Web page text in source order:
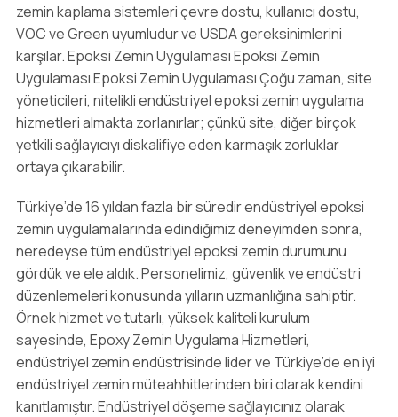
zemin kaplama sistemleri çevre dostu, kullanıcı dostu,
VOC ve Green uyumludur ve USDA gereksinimlerini
karşılar. Epoksi Zemin Uygulaması Epoksi Zemin
Uygulaması Epoksi Zemin Uygulaması Çoğu zaman, site
yöneticileri, nitelikli endüstriyel epoksi zemin uygulama
hizmetleri almakta zorlanırlar; çünkü site, diğer birçok
yetkili sağlayıcıyı diskalifiye eden karmaşık zorluklar
ortaya çıkarabilir.
Türkiye’de 16 yıldan fazla bir süredir endüstriyel epoksi
zemin uygulamalarında edindiğimiz deneyimden sonra,
neredeyse tüm endüstriyel epoksi zemin durumunu
gördük ve ele aldık. Personelimiz, güvenlik ve endüstri
düzenlemeleri konusunda yılların uzmanlığına sahiptir.
Örnek hizmet ve tutarlı, yüksek kaliteli kurulum
sayesinde, Epoxy Zemin Uygulama Hizmetleri,
endüstriyel zemin endüstrisinde lider ve Türkiye’de en iyi
endüstriyel zemin müteahhitlerinden biri olarak kendini
kanıtlamıştır. Endüstriyel döşeme sağlayıcınız olarak